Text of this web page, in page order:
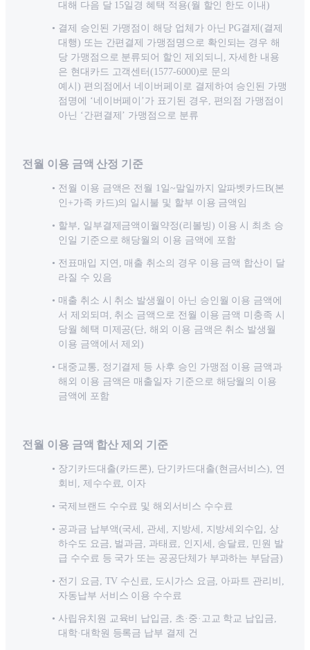
대해 다음 달 15일경 혜택 적용(월 할인 한도 이내)
결제 승인된 가맹점이 해당 업체가 아닌 PG결제(결제
대행) 또는 간편결제 가맹점명으로 확인되는 경우 해
당 가맹점으로 분류되어 할인 제외되니, 자세한 내용
은 현대카드 고객센터(1577-6000)로 문의
예시) 편의점에서 네이버페이로 결제하여 승인된 가맹
점명에 ‘네이버페이’가 표기된 경우, 편의점 가맹점이
아닌 ‘간편결제’ 가맹점으로 분류
전월 이용 금액 산정 기준
전월 이용 금액은 전월 1일~말일까지 알파벳카드B(본
인+가족 카드)의 일시불 및 할부 이용 금액임
할부, 일부결제금액이월약정(리볼빙) 이용 시 최초 승
인일 기준으로 해당월의 이용 금액에 포함
전표매입 지연, 매출 취소의 경우 이용 금액 합산이 달
라질 수 있음
매출 취소 시 취소 발생월이 아닌 승인월 이용 금액에
서 제외되며, 취소 금액으로 전월 이용 금액 미충족 시
당월 혜택 미제공(단, 해외 이용 금액은 취소 발생월
이용 금액에서 제외)
대중교통, 정기결제 등 사후 승인 가맹점 이용 금액과
해외 이용 금액은 매출일자 기준으로 해당월의 이용
금액에 포함
전월 이용 금액 합산 제외 기준
장기카드대출(카드론), 단기카드대출(현금서비스), 연
회비, 제수수료, 이자
국제브랜드 수수료 및 해외서비스 수수료
공과금 납부액(국세, 관세, 지방세, 지방세외수입, 상
하수도 요금, 벌과금, 과태료, 인지세, 송달료, 민원 발
급 수수료 등 국가 또는 공공단체가 부과하는 부담금)
전기 요금, TV 수신료, 도시가스 요금, 아파트 관리비,
자동납부 서비스 이용 수수료
사립유치원 교육비 납입금, 초·중·고교 학교 납입금,
대학·대학원 등록금 납부 결제 건